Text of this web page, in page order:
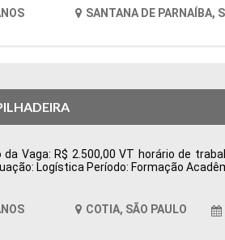
SANTANA DE PARNAÍBA,
da Vaga: R$ 2.500,00 VT horário de
Logística Período: Formação
COTIA, SÃO PAULO